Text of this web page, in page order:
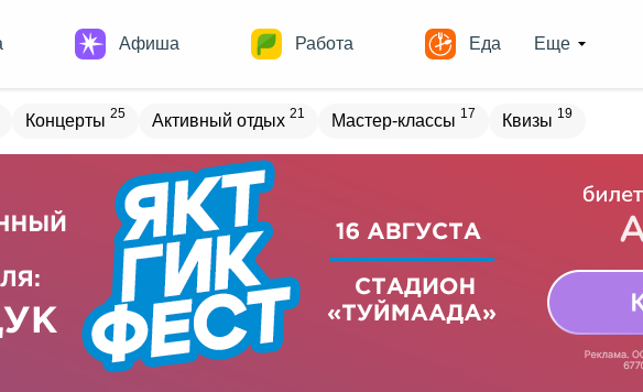
Афиша Работа Еда
Новостройки Места
Еще
Концерты 25 Активный отдых 21 Мастер-классы 17 Квизы 19
Детям Вечеринки Спорт Выставки Театры
Обучение 4 Квесты 8 Зарубежное